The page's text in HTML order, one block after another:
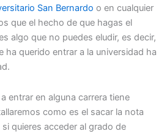
San Bernardo o en cualquier
que el hecho de que hagas el
algo que no puedes eludir, es decir,
ha querido entrar a la universidad ha
entrar en alguna carrera tiene
como es el sacar la nota
quieres acceder al grado de